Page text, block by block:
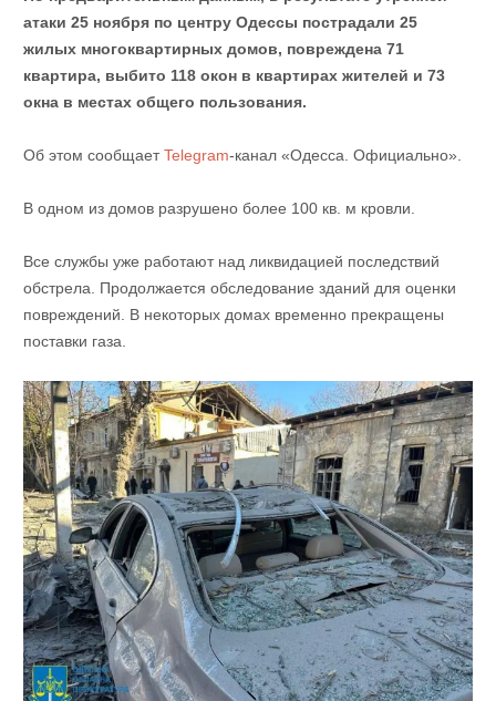
атаки 25 ноября по центру Одессы пострадали 25
жилых многоквартирных домов, повреждена 71
квартира, выбито 118 окон в квартирах жителей и 73
окна в местах общего пользования.
Об этом сообщаетTelegram-канал «Одесса. Официально».
В одном из домов разрушено более 100 кв. м кровли.
Все службы уже работают над ликвидацией последствий
обстрела. Продолжается обследование зданий для оценки
повреждений. В некоторых домах временно прекращены
поставки газа.